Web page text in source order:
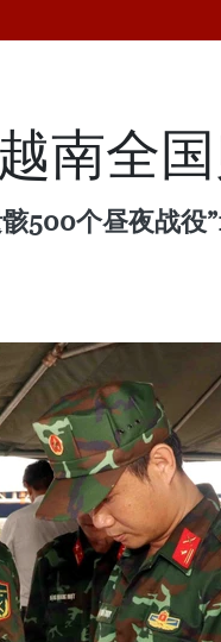
南全
500个昼夜战